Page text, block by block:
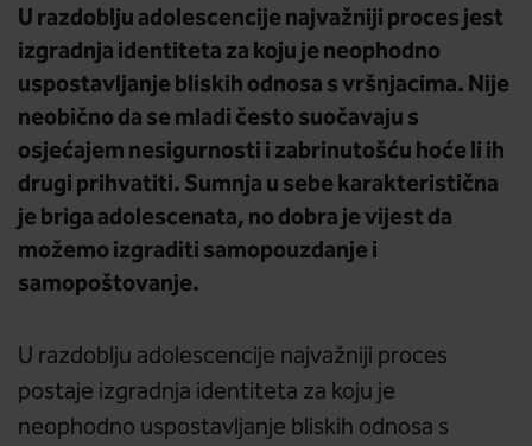
U razdoblju adolescencije najvažniji proces jest
izgradnja identiteta za koju je neophodno
uspostavljanje bliskih odnosa s vršnjacima. Nije
neobično da se mladi često suočavaju s
osjećajem nesigurnosti i zabrinutošću hoće li ih
drugi prihvatiti. Sumnja u sebe karakteristična
je briga adolescenata, no dobra je vijest da
možemo izgraditi samopouzdanje i
samopoštovanje.
U razdoblju adolescencije najvažniji proces
postaje izgradnja identiteta za koju je
neophodno uspostavljanje bliskih odnosa s